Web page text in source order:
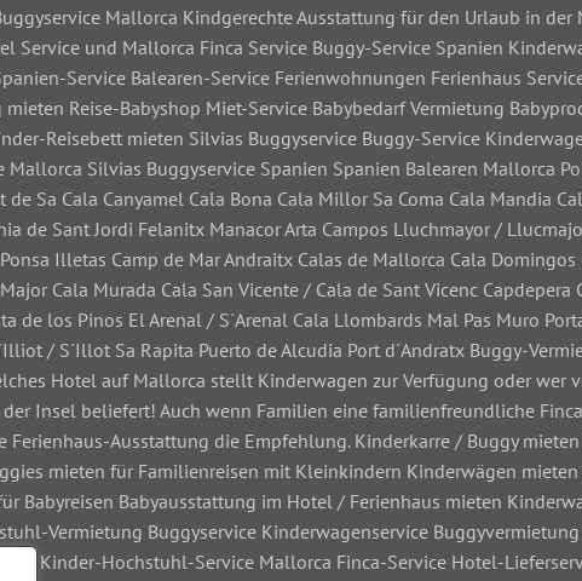
Mallorca Kindgerechte Ausstattung für den Urlaub in
Service und Mallorca Finca Service Buggy-Service Spanien
Service Balearen-Service Ferienwohnungen Ferienhaus
Reise-Babyshop Miet-Service Babybedarf Vermietung
Reisebett mieten Silvias Buggyservice Buggy-Service
Mallorca Silvias Buggyservice Spanien Spanien Balearen Mallorca
Sa Cala Canyamel Cala Bona Cala Millor Sa Coma Cala Mandia
de Sant Jordi Felanitx Manacor Arta Campos Lluchmayor /
Illetas Camp de Mar Andraitx Calas de Mallorca Cala Domingos
Cala Murada Cala San Vicente / Cala de Sant Vicenc
de los Pinos El Arenal / S´Arenal Cala Llombards Mal Pas Muro
/ S´Illot Sa Rapita Puerto de Alcudia Port d´Andratx Buggy-
Hotel auf Mallorca stellt Kinderwagen zur Verfügung oder wer
Insel beliefert! Auch wenn Familien eine familienfreundliche
Ferienhaus-Ausstattung die Empfehlung. Kinderkarre / Buggy
mieten für Familienreisen mit Kleinkindern Kinderwägen
Babyreisen Babyausstattung im Hotel / Ferienhaus mieten
Vermietung Buggyservice Kinderwagenservice
Kinder-Hochstuhl-Service Mallorca Finca-Service Hotel-